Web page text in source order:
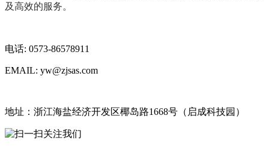
及高效的服务。
电话: 0573-86578911
EMAIL: yw@zjsas.com
地址：浙江海盐经济开发区椰岛路1668号（启成科技园）